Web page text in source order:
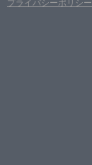
プライバシーポリシー